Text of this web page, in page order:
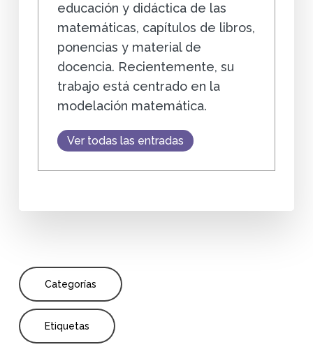
educación y didáctica de las
matemáticas, capítulos de libros,
ponencias y material de
docencia. Recientemente, su
trabajo está centrado en la
modelación matemática.
Ver todas las entradas
Categorías
Etiquetas